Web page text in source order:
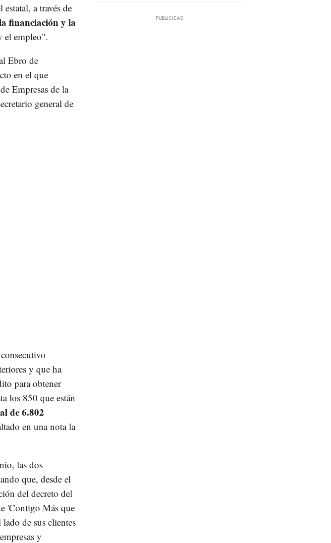
a través de
financiación y la
el empleo".
Ebro de
en el que
Empresas de la
general de
y que ha
para obtener
los 850 que están
de 6.802
en una nota la
las dos
que, desde el
del decreto del
'Contigo Más que
de sus clientes
y